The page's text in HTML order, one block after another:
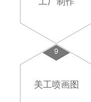
9
美工喷画图